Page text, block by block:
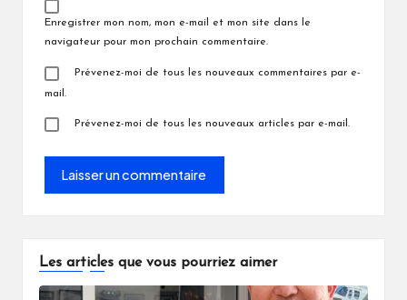
Enregistrer mon nom, mon e-mail et mon site dans le
navigateur pour mon prochain commentaire.
Prévenez-moi de tous les nouveaux commentaires par e-
mail.
Prévenez-moi de tous les nouveaux articles par e-mail.
Les articles que vous pourriez aimer